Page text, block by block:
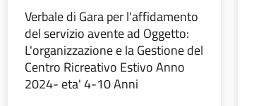
Verbale di Gara per l'affidamento
del servizio avente ad Oggetto:
L'organizzazione e la Gestione del
Centro Ricreativo Estivo Anno
2024- eta' 4-10 Anni